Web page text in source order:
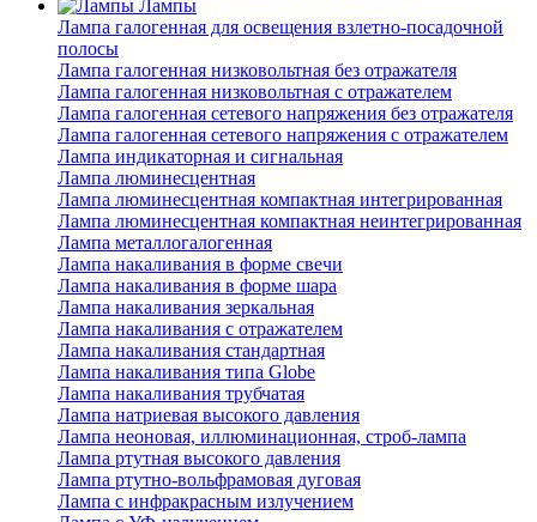
Лампы
Лампа галогенная для освещения взлетно-посадочной
полосы
Лампа галогенная низковольтная без отражателя
Лампа галогенная низковольтная с отражателем
Лампа галогенная сетевого напряжения без отражателя
Лампа галогенная сетевого напряжения с отражателем
Лампа индикаторная и сигнальная
Лампа люминесцентная
Лампа люминесцентная компактная интегрированная
Лампа люминесцентная компактная неинтегрированная
Лампа металлогалогенная
Лампа накаливания в форме свечи
Лампа накаливания в форме шара
Лампа накаливания зеркальная
Лампа накаливания с отражателем
Лампа накаливания стандартная
Лампа накаливания типа Globe
Лампа накаливания трубчатая
Лампа натриевая высокого давления
Лампа неоновая, иллюминационная, строб-лампа
Лампа ртутная высокого давления
Лампа ртутно-вольфрамовая дуговая
Лампа с инфракрасным излучением